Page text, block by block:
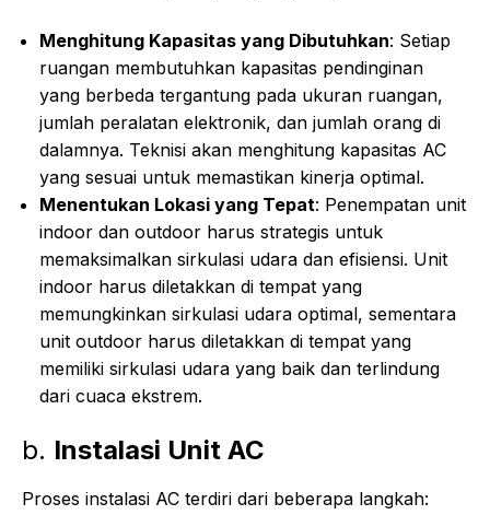
Menghitung Kapasitas yang Dibutuhkan: Setiap
ruangan membutuhkan kapasitas pendinginan
yang berbeda tergantung pada ukuran ruangan,
jumlah peralatan elektronik, dan jumlah orang di
dalamnya. Teknisi akan menghitung kapasitas AC
yang sesuai untuk memastikan kinerja optimal.
Menentukan Lokasi yang Tepat: Penempatan unit
indoor dan outdoor harus strategis untuk
memaksimalkan sirkulasi udara dan efisiensi. Unit
indoor harus diletakkan di tempat yang
memungkinkan sirkulasi udara optimal, sementara
unit outdoor harus diletakkan di tempat yang
memiliki sirkulasi udara yang baik dan terlindung
dari cuaca ekstrem.
b. Instalasi Unit AC
Proses instalasi AC terdiri dari beberapa langkah: